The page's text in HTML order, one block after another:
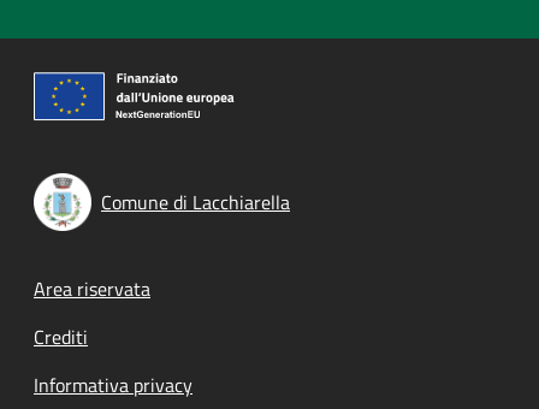
Comune di Lacchiarella
Footer menu
Area riservata
Crediti
Informativa privacy